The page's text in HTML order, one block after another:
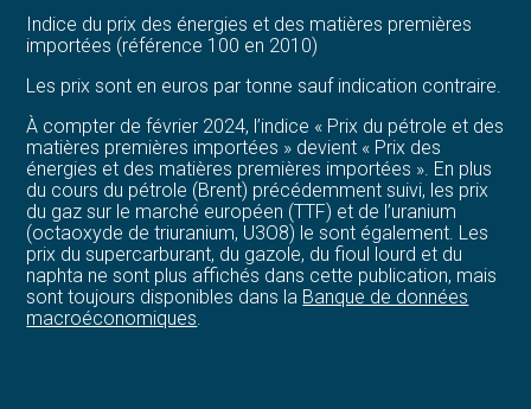
Structurer votre croissance
Être prêt pour la facturation
électronique
Indice du prix des énergies et des matières premières
importées (référence 100 en 2010)
Les prix sont en euros par tonne sauf indication contraire.
À compter de février 2024, l’indice « Prix du pétrole et des
matières premières importées » devient « Prix des
énergies et des matières premières importées ». En plus
du cours du pétrole (Brent) précédemment suivi, les prix
du gaz sur le marché européen (TTF) et de l’uranium
(octaoxyde de triuranium, U3O8) le sont également. Les
prix du supercarburant, du gazole, du fioul lourd et du
naphta ne sont plus affichés dans cette publication, mais
sont toujours disponibles dans la Banque de données
macroéconomiques.